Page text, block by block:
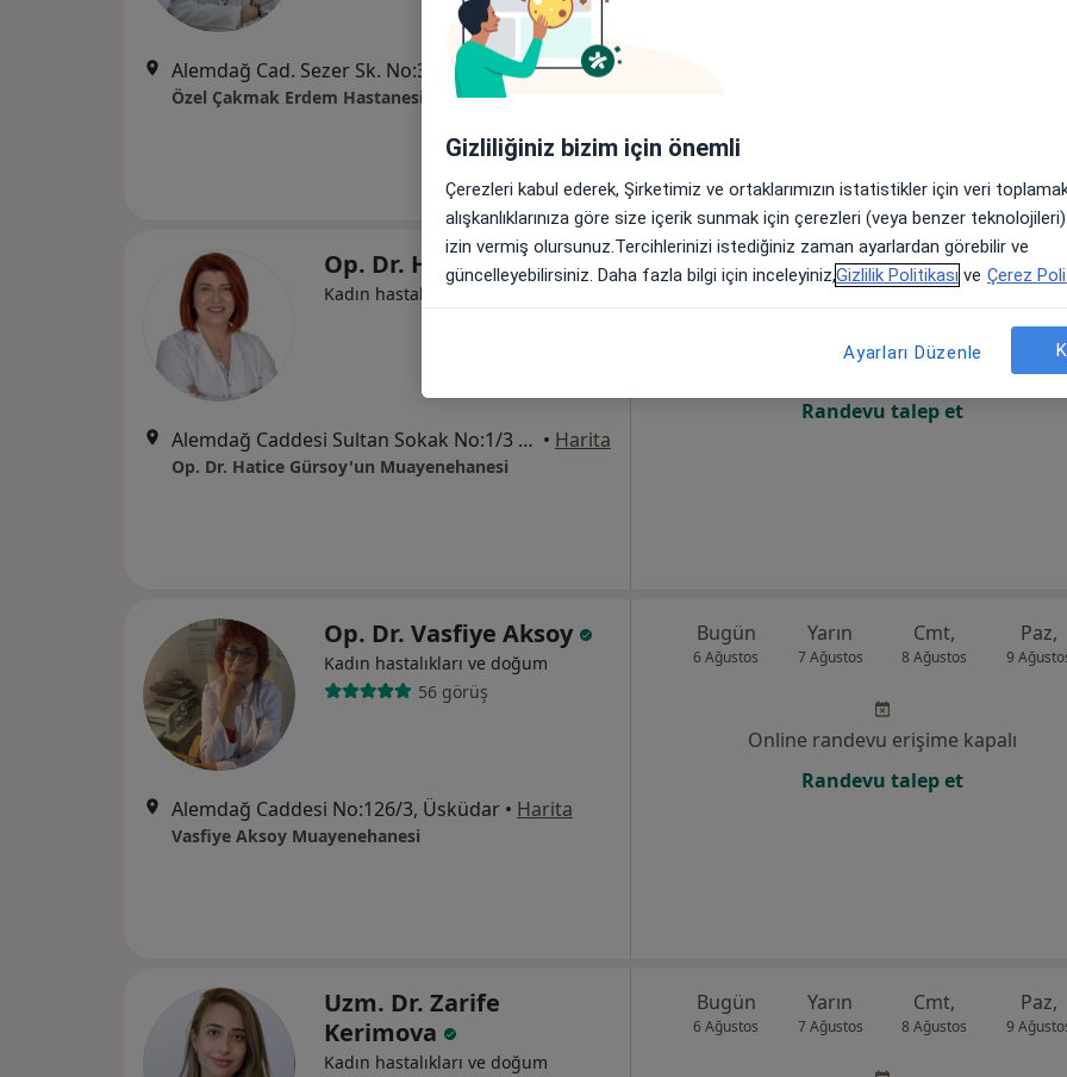
Alemdağ Cad. Sezer Sk. No:3-5 Ümraniye - İstanbul, Ümraniye •Harita
Özel Çakmak Erdem Hastanesi
Op. Dr. Hatice Gürsoy
Kadın hastalıkları ve doğum
Alemdağ Caddesi Sultan Sokak No:1/3 Kat:5, Ümraniye • Harita
Op. Dr. Hatice Gürsoy'un Muayenehanesi
Bugün
6 Ağustos
Yarın
7 Ağustos
Cmt,
8 Ağustos
Paz,
9
Online randevu erişime kapalı
Randevu talep et
Op. Dr. Vasfiye Aksoy
Kadın hastalıkları ve doğum
56 görüş
Alemdağ Caddesi No:126/3, Üsküdar • Harita
Vasfiye Aksoy Muayenehanesi
Bugün
6 Ağustos
Yarın
7 Ağustos
Cmt,
8 Ağustos
Paz,
9
Online randevu erişime kapalı
Randevu talep et
Uzm. Dr. Zarife
Kerimova
Kadın hastalıkları ve doğum
Bugün
6 Ağustos
Yarın
7 Ağustos
Cmt,
8 Ağustos
Paz,
9
Gizliliğiniz bizim için önemli
Çerezleri kabul ederek, Şirketimiz ve ortaklarımızın istatistikler için veri
alışkanlıklarınıza göre size içerik sunmak için çerezleri (veya benzer
izin vermiş olursunuz.Tercihlerinizi istediğiniz zaman ayarlardan görebilir ve
güncelleyebilirsiniz. Daha fazla bilgi için inceleyiniz,Gizlilik Politikası ve Çerez
Ayarları Düzenle